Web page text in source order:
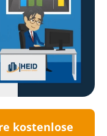
kostenlose